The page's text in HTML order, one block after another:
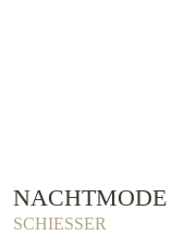
NACHTMODE
SCHIESSER